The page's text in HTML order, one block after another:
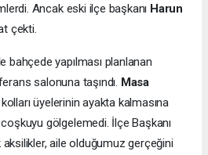
Ancak eski ilçe başkanı Harun
çekti.
yapılması planlanan
salonuna taşındı. Masa
üyelerinin ayakta kalmasına
gölgelemedi. İlçe Başkanı
aksilikler, aile olduğumuz gerçeğini